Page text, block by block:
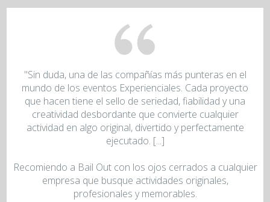
"Sin duda, una de las compañías más punteras en el
mundo de los eventos Experienciales. Cada proyecto
que hacen tiene el sello de seriedad, fiabilidad y una
creatividad desbordante que convierte cualquier
actividad en algo original, divertido y perfectamente
ejecutado. [...]
Recomiendo a Bail Out con los ojos cerrados a cualquier
empresa que busque actividades originales,
profesionales y memorables.